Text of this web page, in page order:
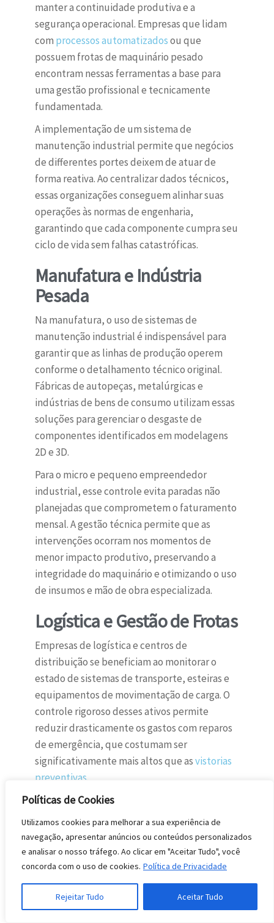
Políticas de Cookies
Utilizamos cookies para melhorar a sua experiência de
navegação, apresentar anúncios ou conteúdos personalizados
e analisar o nosso tráfego. Ao clicar em "Aceitar Tudo", você
concorda com o uso de cookies. Política de Privacidade
Rejeitar Tudo Aceitar Tudo
manter a continuidade produtiva e a
segurança operacional. Empresas que lidam
com processos automatizadosou que
possuem frotas de maquinário pesado
encontram nessas ferramentas a base para
uma gestão profissional e tecnicamente
fundamentada.
A implementação de um sistema de
manutenção industrial permite que negócios
de differentes portes deixem de atuar de
forma reativa. Ao centralizar dados técnicos,
essas organizações conseguem alinhar suas
operações às normas de engenharia,
garantindo que cada componente cumpra seu
ciclo de vida sem falhas catastróficas.
Manufatura e Indústria
Pesada
Na manufatura, o uso de sistemas de
manutenção industrial é indispensável para
garantir que as linhas de produção operem
conforme o detalhamento técnico original.
Fábricas de autopeças, metalúrgicas e
indústrias de bens de consumo utilizam essas
soluções para gerenciar o desgaste de
componentes identificados em modelagens
2D e 3D.
Para o micro e pequeno empreendedor
industrial, esse controle evita paradas não
planejadas que comprometem o faturamento
mensal. A gestão técnica permite que as
intervenções ocorram nos momentos de
menor impacto produtivo, preservando a
integridade do maquinário e otimizando o uso
de insumos e mão de obra especializada.
Logística e Gestão de Frotas
Empresas de logística e centros de
distribuição se beneficiam ao monitorar o
estado de sistemas de transporte, esteiras e
equipamentos de movimentação de carga. O
controle rigoroso desses ativos permite
reduzir drasticamente os gastos com reparos
de emergência, que costumam ser
significativamente mais altos que asvistorias
preventivas.
O uso de tecnologia de gestão nesse setor
assegura que o fluxo de mercadorias seja
constante e seguro. Além disso, facilita a
organização de cronogramas de manutenção
para frotas e equipamentos de suporte,
mantendo a operação escalável e livre de
gargalos que poderiam atrasar as entregas